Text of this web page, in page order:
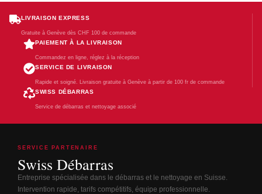
LIVRAISON EXPRESS
Gratuite à Genève dès CHF 100 de commande
PAIEMENT À LA LIVRAISON
Commandez en ligne, réglez à la réception
SERVICE DE LIVRAISON
Rapide et soigné. Livraison gratuite à Genève à partir de 100 fr de commande
SWISS DÉBARRAS
Service de débarras et nettoyage associé
SERVICE PARTENAIRE
Swiss Débarras
Entreprise spécialisée dans le débarras et le nettoyage en Suisse.
Intervention rapide, tarifs compétitifs, équipe professionnelle.